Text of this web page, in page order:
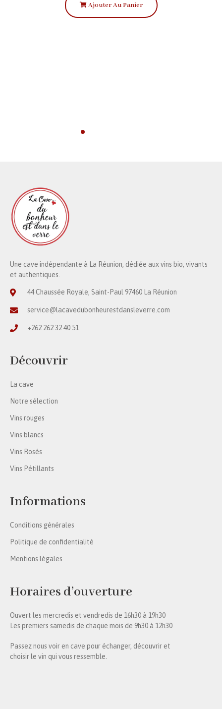
Ajouter Au Panier
Une cave indépendante à La Réunion, dédiée aux vins bio, vivants
et authentiques.
44 Chaussée Royale, Saint-Paul 97460 La Réunion
service@lacavedubonheurestdansleverre.com
+262 262 32 40 51
Découvrir
La cave
Notre sélection
Vins rouges
Vins blancs
Vins Rosés
Vins Pétillants
Informations
Conditions générales
Politique de confidentialité
Mentions légales
Horaires d’ouverture
Ouvert les mercredis et vendredis de 16h30 à 19h30
Les premiers samedis de chaque mois de 9h30 à 12h30
Passez nous voir en cave pour échanger, découvrir et
choisir le vin qui vous ressemble.